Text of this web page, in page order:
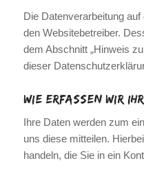
Die Datenverarbeitung
den Websitebetreiber.
dem Abschnitt „Hinweis
dieser
Wie erfassen wir
Ihre Daten werden zum
uns diese mitteilen.
handeln, die Sie in ein